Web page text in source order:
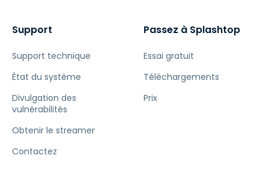
Support
Support technique
État du système
Divulgation des
vulnérabilités
Obtenir le streamer
Contactez
Passez à Splashtop
Essai gratuit
Téléchargements
Prix